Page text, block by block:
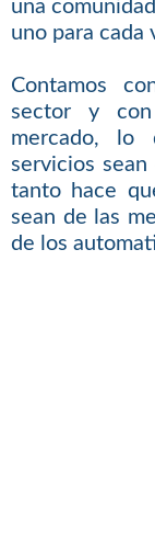
una
uno para cada
Contamos
sector y con
mercado, lo
servicios
tanto hace
sean de las
de los